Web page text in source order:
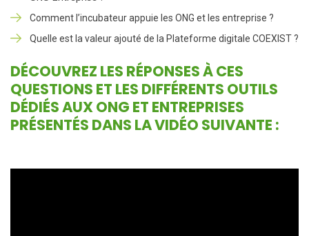
Comment l’incubateur appuie les ONG et les entreprise ?
Quelle est la valeur ajouté de la Plateforme digitale COEXIST ?
DÉCOUVREZ LES RÉPONSES À CES
QUESTIONS ET LES DIFFÉRENTS OUTILS
DÉDIÉS AUX ONG ET ENTREPRISES
PRÉSENTÉS DANS LA VIDÉO SUIVANTE :